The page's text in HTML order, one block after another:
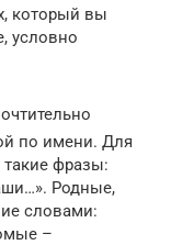
который вы
условно
по имени. Для
такие фразы:
Родные,
словами:
–